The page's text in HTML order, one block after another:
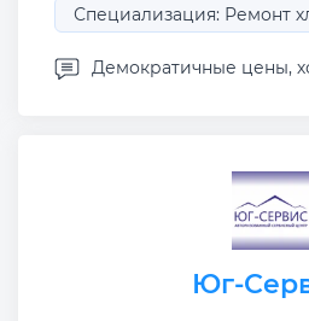
Специализация: Ремонт
Демократичные цены,
Юг-